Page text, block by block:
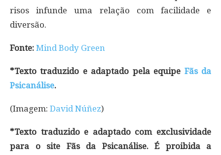
risos infunde uma relação com facilidade e
diversão.
Fonte: Mind Body Green
*Texto traduzido e adaptado pela equipe Fãs da
Psicanálise.
(Imagem: David Núñez)
*Texto traduzido e adaptado com exclusividade
para o site Fãs da Psicanálise. É proibida a